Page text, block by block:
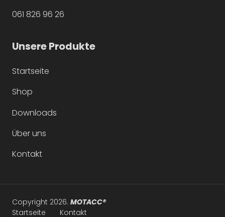
061 826 96 26
Unsere Produkte
Navigation
Startseite
Shop
Downloads
Über uns
Kontakt
Copyright 2026. MOTACC®
Navigation
Startseite Kontakt